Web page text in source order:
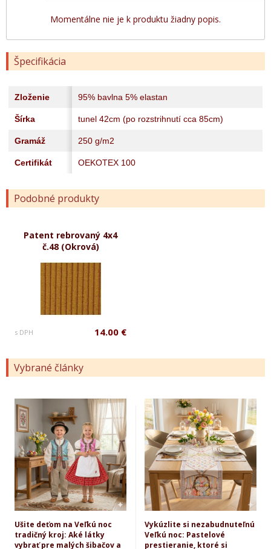
Momentálne nie je k produktu žiadny popis.
Špecifikácia
Zloženie 95% bavlna 5% elastan
Šírka tunel 42cm (po rozstrihnutí cca 85cm)
Gramáž 250 g/m2
Certifikát OEKOTEX 100
Podobné produkty
Patent rebrovaný 4x4
č.48 (Okrová)
s DPH 14.00 €
Vybrané články
Ušite deťom na Veľkú noc
tradičný kroj: Aké látky
vybrať pre malých šibačov a
Vykúzlite si nezabudnuteľnú
Veľkú noc: Pastelové
prestieranie, ktoré si